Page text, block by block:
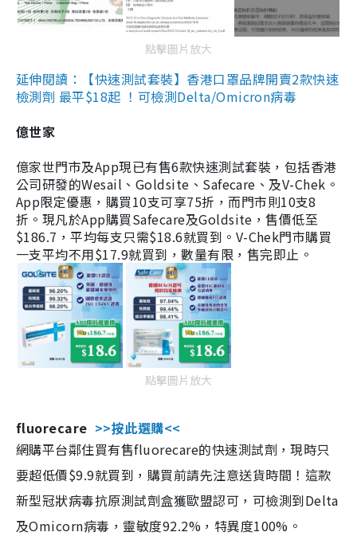
點擊圖片放大
延伸閱讀：【快速測試套裝】香港口罩品牌開賣2款快速
檢測劑 最平$18起 ！可檢測Delta/Omicron病毒
億世家
億家世門市及App現已有售6款快速測試套裝，包括香港
公司研發的Wesail、Goldsite、Safecare、及V-Chek。
App限定優惠，購買10支可享75折，而門市則10支8
折。現凡於App購買Safecare及Goldsite，售價低至
$186.7，平均每支只需$18.6就買到。V-Chek門市購買
一支平均不用$17.9就買到，數量有限，售完即止。
點擊圖片放大
fluorecare >>按此選購<<
網購平台鄰住買有售fluorecare的快速測試劑，現時只
要超低價$9.9就買到，購買前請先注意送貨時間！這款
新型冠狀病毒抗原測試劑盒獲歐盟認可，可檢測到Delta
及Omicorn病毒，靈敏度92.2%，特異度100%。